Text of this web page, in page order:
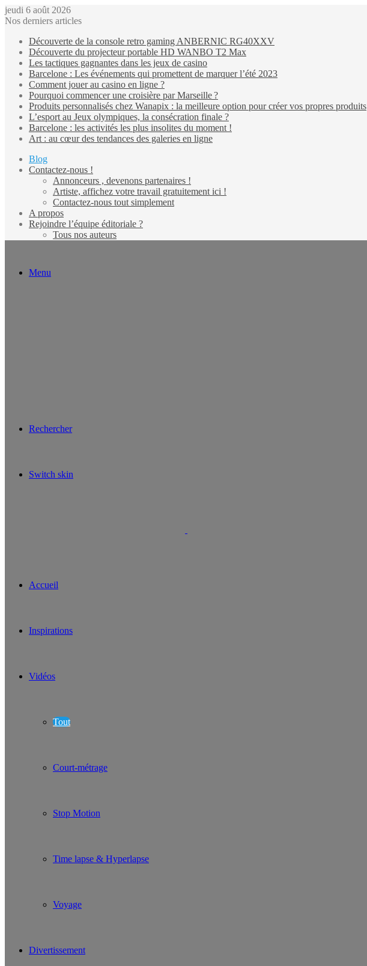
jeudi 6 août 2026
Nos derniers articles
Découverte de la console retro gaming ANBERNIC RG40XXV
Découverte du projecteur portable HD WANBO T2 Max
Les tactiques gagnantes dans les jeux de casino
Barcelone : Les événements qui promettent de marquer l’été 2023
Comment jouer au casino en ligne ?
Pourquoi commencer une croisière par Marseille ?
Produits personnalisés chez Wanapix : la meilleure option pour créer vos propres produits
L’esport au Jeux olympiques, la consécration finale ?
Barcelone : les activités les plus insolites du moment !
Art : au cœur des tendances des galeries en ligne
Blog
Contactez-nous !
Annonceurs , devenons partenaires !
Artiste, affichez votre travail gratuitement ici !
Contactez-nous tout simplement
A propos
Rejoindre l’équipe éditoriale ?
Tous nos auteurs
Menu
Rechercher
Switch skin
Accueil
Inspirations
Vidéos
Tout
Court-métrage
Stop Motion
Time lapse & Hyperlapse
Voyage
Divertissement